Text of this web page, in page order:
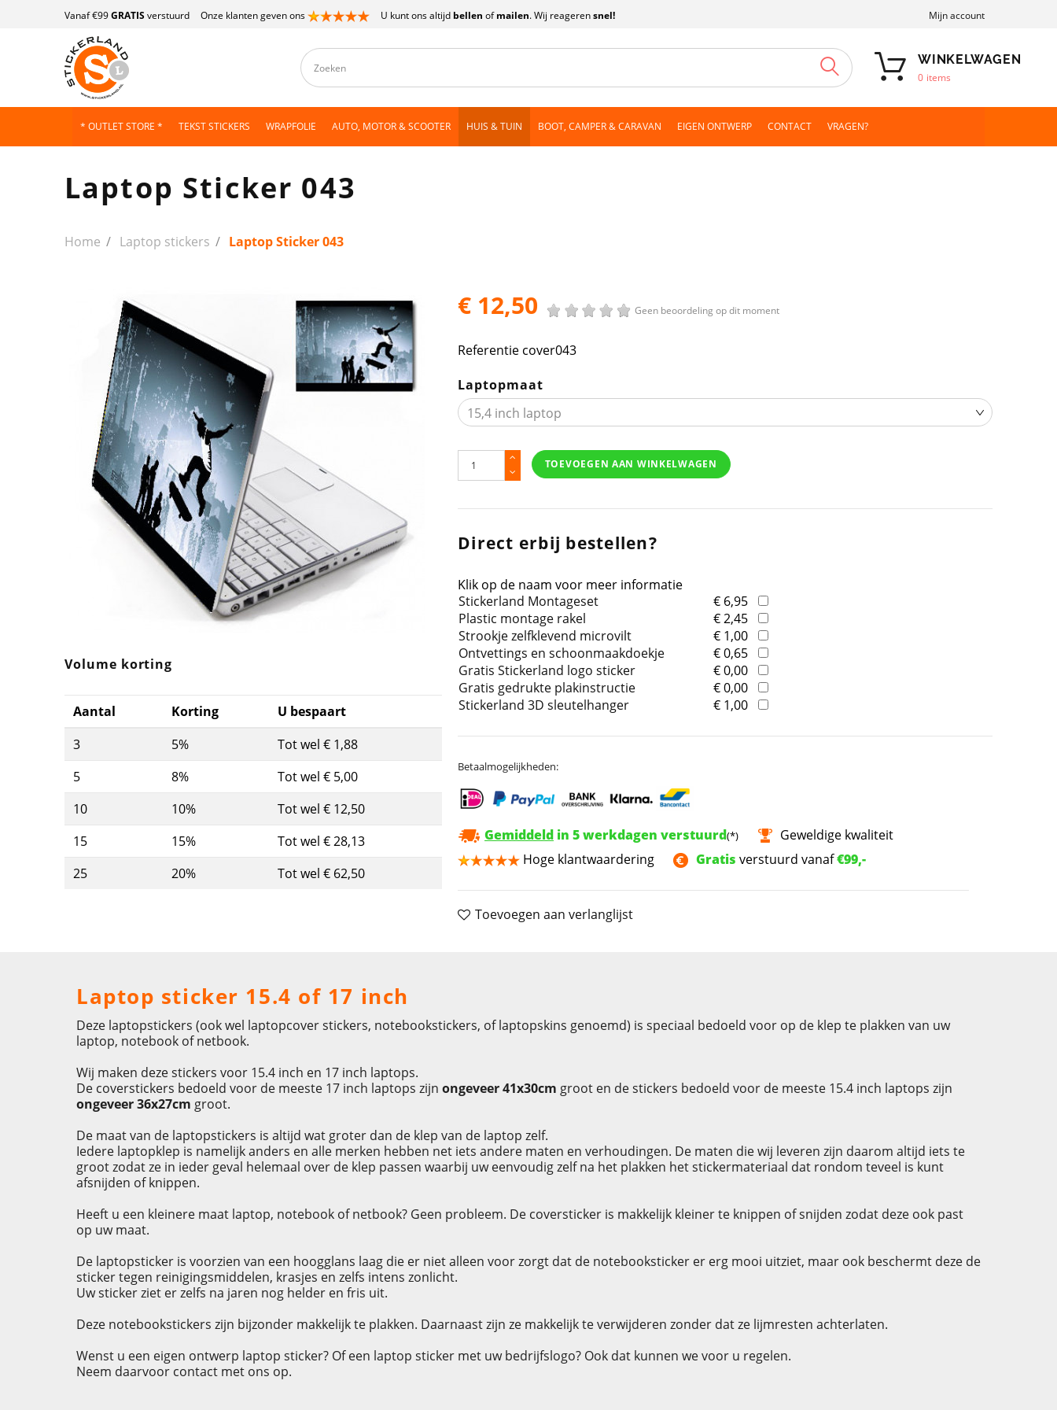
Vanaf €99GRATIS verstuurd Onze klanten geven ons U kunt ons altijd bellen ofmailen. Wij reagerensnel! Mijn account
ZOEKEN WINKELWAGEN
0 items
* OUTLET STORE * TEKST STICKERS WRAPFOLIE AUTO, MOTOR & SCOOTER HUIS & TUIN BOOT, CAMPER & CARAVAN EIGEN ONTWERP CONTACT VRAGEN?
Laptop Sticker 043
Home Laptop stickers Laptop Sticker 043
Volume korting
Aantal Korting
U bespaart
3
5%
Tot wel € 1,88
5
8%
Tot wel € 5,00
10
10%
Tot wel € 12,50
15
15%
Tot wel € 28,13
25
20% Tot wel € 62,50
€ 12,50 Geen beoordeling op dit moment
Referentie cover043
Laptopmaat
TOEVOEGEN AAN WINKELWAGEN
Direct erbij bestellen?
Klik op de naam voor meer informatie
Stickerland Montageset
€ 6,95
Plastic montage rakel
€ 2,45
Strookje zelfklevend microvilt
€ 1,00
Ontvettings en schoonmaakdoekje
€ 0,65
Gratis Stickerland logo sticker
€ 0,00
Gratis gedrukte plakinstructie
€ 0,00
Stickerland 3D sleutelhanger
€ 1,00
Betaalmogelijkheden:
Gemiddeld in 5 werkdagen verstuurd(*)
Geweldige kwaliteit
Hoge klantwaardering
Gratis verstuurd vanaf€99,-
Toevoegen aan verlanglijst
Laptop sticker 15.4 of 17 inch
Deze laptopstickers (ook wel laptopcover stickers, notebookstickers, of laptopskins genoemd) is speciaal bedoeld voor op de klep te plakken van uw
laptop, notebook of netbook.
Wij maken deze stickers voor 15.4 inch en 17 inch laptops.
De coverstickers bedoeld voor de meeste 17 inch laptops zijn ongeveer 41x30cm groot en de stickers bedoeld voor de meeste 15.4 inch laptops zijn
ongeveer 36x27cm groot.
De maat van de laptopstickers is altijd wat groter dan de klep van de laptop zelf.
Iedere laptopklep is namelijk anders en alle merken hebben net iets andere maten en verhoudingen. De maten die wij leveren zijn daarom altijd iets te
groot zodat ze in ieder geval helemaal over de klep passen waarbij uw eenvoudig zelf na het plakken het stickermateriaal dat rondom teveel is kunt
afsnijden of knippen.
Heeft u een kleinere maat laptop, notebook of netbook? Geen probleem. De coversticker is makkelijk kleiner te knippen of snijden zodat deze ook past
op uw maat.
De laptopsticker is voorzien van een hoogglans laag die er niet alleen voor zorgt dat de notebooksticker er erg mooi uitziet, maar ook beschermt deze de
sticker tegen reinigingsmiddelen, krasjes en zelfs intens zonlicht.
Uw sticker ziet er zelfs na jaren nog helder en fris uit.
Deze notebookstickers zijn bijzonder makkelijk te plakken. Daarnaast zijn ze makkelijk te verwijderen zonder dat ze lijmresten achterlaten.
Wenst u een eigen ontwerp laptop sticker? Of een laptop sticker met uw bedrijfslogo? Ook dat kunnen we voor u regelen.
Neem daarvoor contact met ons op.